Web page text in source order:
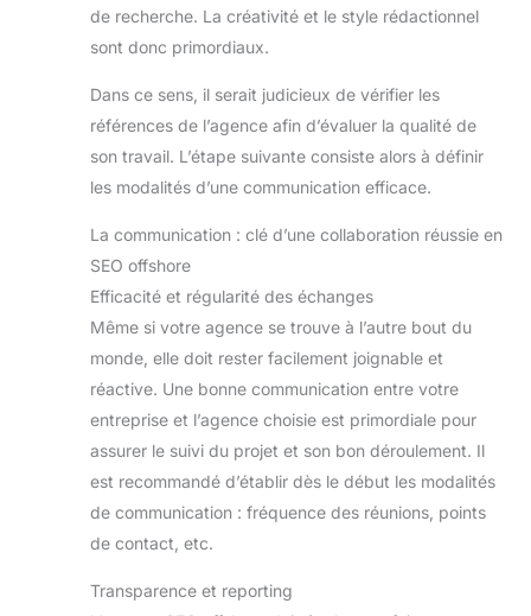
de recherche. La créativité et le style rédactionnel
sont donc primordiaux.
Dans ce sens, il serait judicieux de vérifier les
références de l’agence afin d’évaluer la qualité de
son travail. L’étape suivante consiste alors à définir
les modalités d’une communication efficace.
La communication : clé d’une collaboration réussie en
SEO offshore
Efficacité et régularité des échanges
Même si votre agence se trouve à l’autre bout du
monde, elle doit rester facilement joignable et
réactive. Une bonne communication entre votre
entreprise et l’agence choisie est primordiale pour
assurer le suivi du projet et son bon déroulement. Il
est recommandé d’établir dès le début les modalités
de communication : fréquence des réunions, points
de contact, etc.
Transparence et reporting